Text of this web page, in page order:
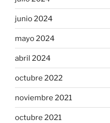
junio 2024
mayo 2024
abril 2024
octubre 2022
noviembre 2021
octubre 2021